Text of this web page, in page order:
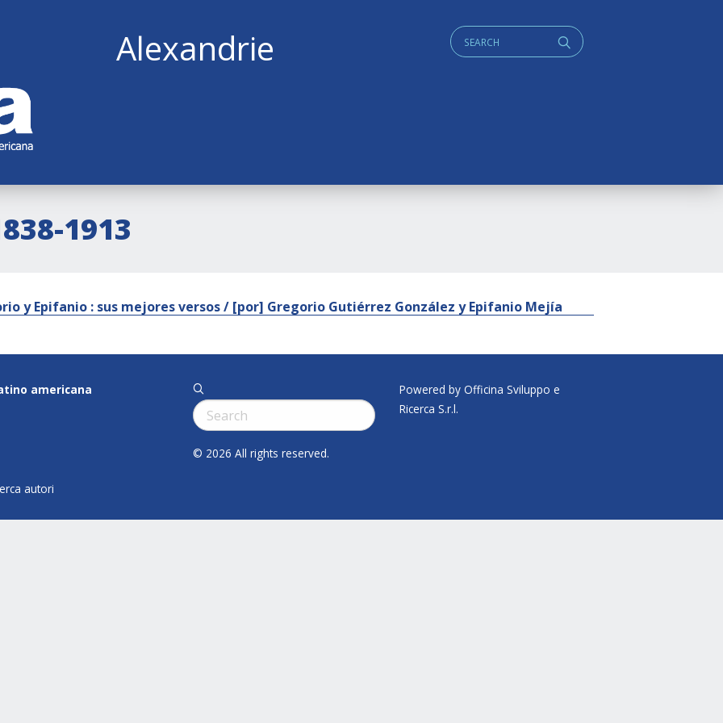
Alexandrie q
Cerca:
1913
y Epifanio : sus mejores versos / [por] Gregorio Gutiérrez González y Epifanio Mejía
americana
autori
q
Cerca:
© 2026 All rights reserved.
Powered by Officina Sviluppo e
Ricerca S.r.l.